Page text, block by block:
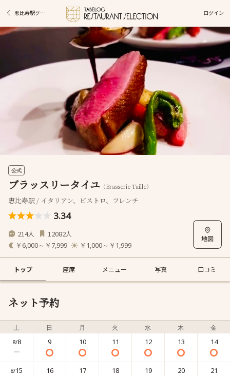
恵比寿駅グルメ ログイン
公式
ブラッスリータイユ （Brasserie Taille）
恵比寿駅 / イタリアン、ビストロ、フレンチ
3.34
214人 12082人
￥6,000～￥7,999 ￥1,000～￥1,999
トップ 座席 メニュー 写真 口コミ
ネット予約
土 日 月 火 水 木 金
8/8 9 10 11 12 13 14
8/15 16 17 18 19 20 21